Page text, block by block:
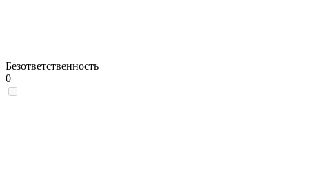
Безответственность
0